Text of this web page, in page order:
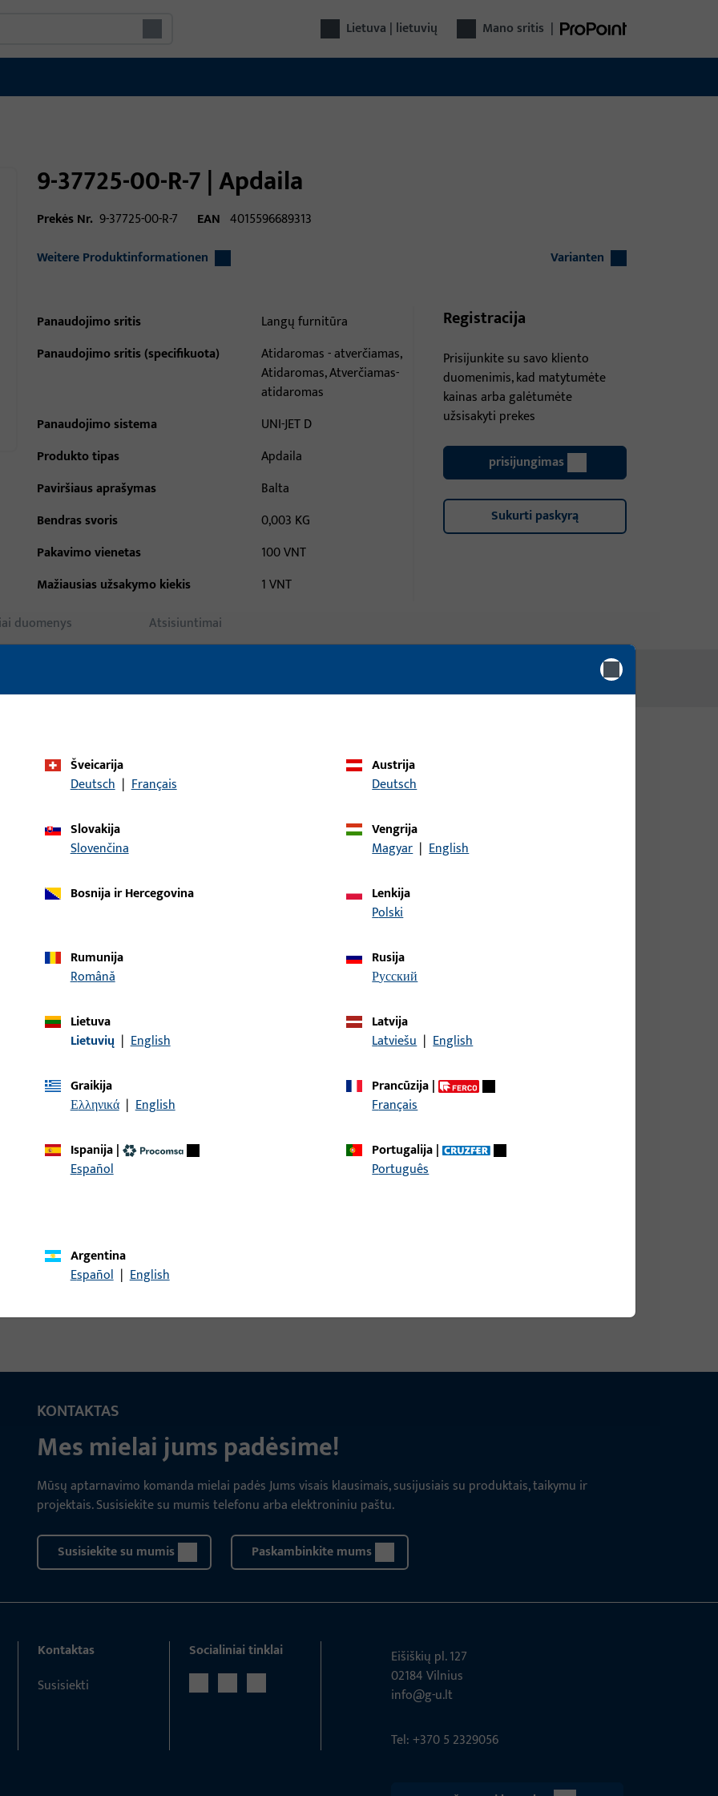
Lietuva | lietuvių Mano sritis |
9-37725-00-R-7 | Apdaila
Prekės Nr. 9-37725-00-R-7 EAN 4015596689313
Weitere Produktinformationen
Varianten
Panaudojimo sritis
Langų furnitūra
Panaudojimo sritis (specifikuota)
Atidaromas - atverčiamas,
Atidaromas, Atverčiamas-
atidaromas
Panaudojimo sistema
UNI-JET D
Produkto tipas
Apdaila
Paviršiaus aprašymas
Balta
Bendras svoris
0,003 KG
Pakavimo vienetas
100 VNT
Mažiausias užsakymo kiekis
1 VNT
Registracija
Prisijunkite su savo kliento
duomenimis, kad matytumėte
kainas arba galėtumėte
užsisakyti prekes
prisijungimas
Sukurti paskyrą
duomenys Atsisiuntimai
/ gylis 14 mm, bendras ilgis 79,5 mm
Apdaila, Profilinė medžiaga Holz, bendras plotis 18,6 mm, bendras aukštis
/ gylis 14 mm, bendras ilgis 79,5 mm
Apdaila, Profilinė medžiaga Holz, bendras plotis 18,6 mm, bendras aukštis
/ gylis 14 mm, bendras ilgis 79,5 mm
KONTAKTAS
Mes mielai jums padėsime!
Mūsų aptarnavimo komanda mielai padės Jums visais klausimais, susijusiais su produktais, taikymu ir
projektais. Susisiekite su mumis telefonu arba elektroniniu paštu.
Susisiekite su mumis Paskambinkite mums
Šveicarija
Deutsch | Français
Austrija
Deutsch
Slovakija
Slovenčina
Vengrija
Magyar | English
Bosnija ir Hercegovina
Lenkija
Polski
Rumunija
Română
Rusija
русский
Lietuva
Lietuvių | English
Latvija
Latviešu | English
Graikija
Ελληνικά | English
Prancūzija|
Français
Ispanija|
Español
Portugalija|
Português
Argentina
Español | English
Kontaktas
Susisiekti
Socialiniai tinklai
Eišiškių pl. 127
02184 Vil­nius
info@g-u.lt
Tel: +370 5 2329056